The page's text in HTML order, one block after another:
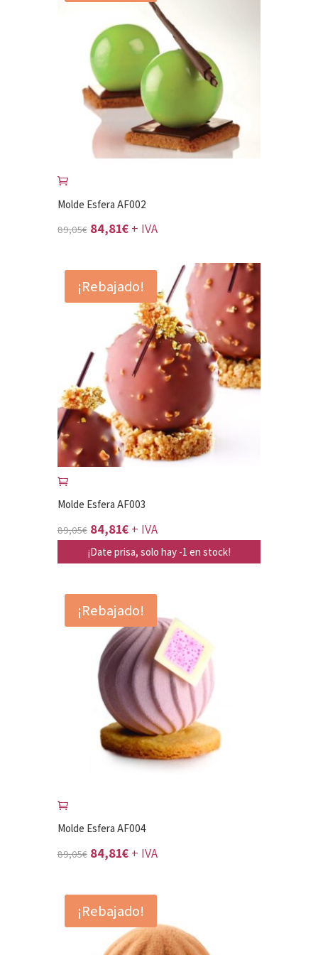
Molde Esfera AF002
89,05€ El
original
era:
84,81€El
actual
es:
84,81€.
+ IVA
¡Rebajado!
Molde Esfera AF003
89,05€ El
precio
era:
89,05€.
84,81€El
precio
es:
84,81€.
+ IVA
¡Date prisa, solo hay -1 en stock!
¡Rebajado!
Molde Esfera AF004
89,05€ El
original
era:
89,05€.
84,81€El
actual
es:
84,81€.
+ IVA
¡Rebajado!